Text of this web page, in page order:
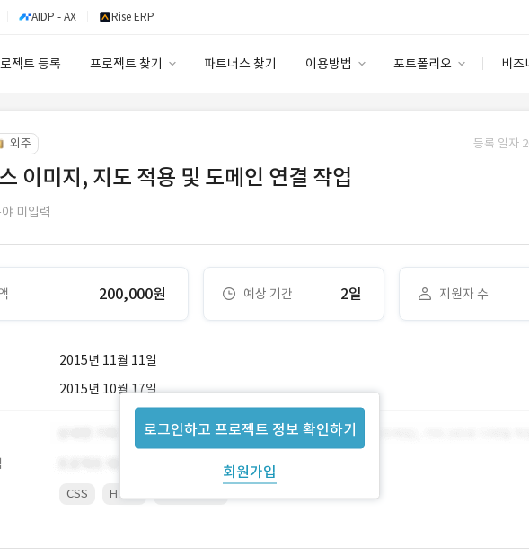
AIDP - AX Rise ERP
젝트 등록 프로젝트 찾기 파트너스 찾기 이용방법 포트폴리오 비즈
이용요금
고객센터
안심
외주 등록 일자
이미지, 지도 적용 및 도메인 연결 작업
미입력
200,000원 예상 기간 2일 지원자 수
2015년 11월 11일
로그인하고 프로젝트 정보 확인하기
회원가입
2015년 10월 17일
CSS HTML